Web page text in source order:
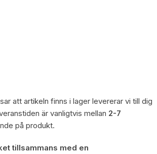
att artikeln finns i lager levererar vi till dig
är vanligtvis mellan 2-7
på produkt.
tillsammans med en